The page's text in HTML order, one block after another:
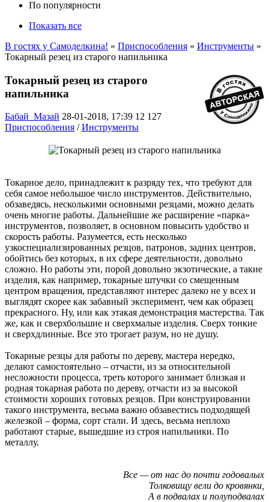
По популярности
Показать все
В гостях у Самоделкина! » Приспособления » Инструменты »
Токарный резец из старого напильника
Токарный резец из старого
напильника
Бабай_Мазай 28-01-2018, 17:39 12 127
Приспособления /Инструменты
Токарное дело, принадлежит к разряду тех, что требуют для
себя самое небольшое число инструментов. Действительно,
обзаведясь, несколькими основными резцами, можно делать
очень многие работы. Дальнейшие же расширение «парка»
инструментов, позволяет, в основном повысить удобство и
скорость работы. Разумеется, есть несколько
узкоспециализированных резцов, патронов, задних центров,
обойтись без которых, в их сфере деятельности, довольно
сложно. Но работы эти, порой довольно экзотические, а такие
изделия, как например, токарные штучки со смещенным
центром вращения, представляют интерес далеко не у всех и
выглядят скорее как забавный эксперимент, чем как образец
прекрасного. Ну, или как этакая демонстрация мастерства. Так
же, как и сверхбольшие и сверхмалые изделия. Сверх тонкие
и сверхдлинные. Все это трогает разум, но не душу.
Токарные резцы для работы по дереву, мастера нередко,
делают самостоятельно – отчасти, из за относительной
несложности процесса, треть которого занимает близкая и
родная токарная работа по дереву, отчасти из за высокой
стоимости хороших готовых резцов. При конструировании
такого инструмента, весьма важно обзавестись подходящей
железкой – форма, сорт стали. И здесь, весьма неплохо
работают старые, вышедшие из строя напильники. По
металлу.
Все — от нас до почти годовалых
Толковищу вели до кровянки,
А в подвалах и полуподвалах